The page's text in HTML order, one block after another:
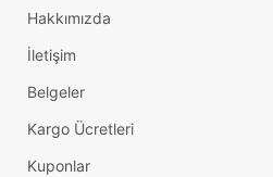
Hakkımızda
İletişim
Belgeler
Kargo Ücretleri
Kuponlar